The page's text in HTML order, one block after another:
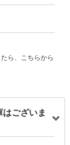
ら、こちらから
ございま